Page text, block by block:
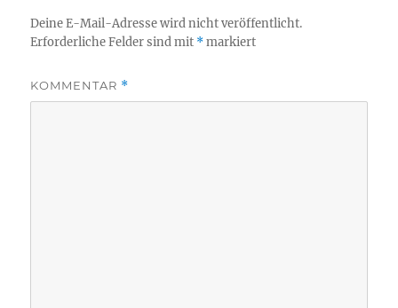
Deine E-Mail-Adresse wird nicht veröffentlicht.
Erforderliche Felder sind mit *markiert
KOMMENTAR *